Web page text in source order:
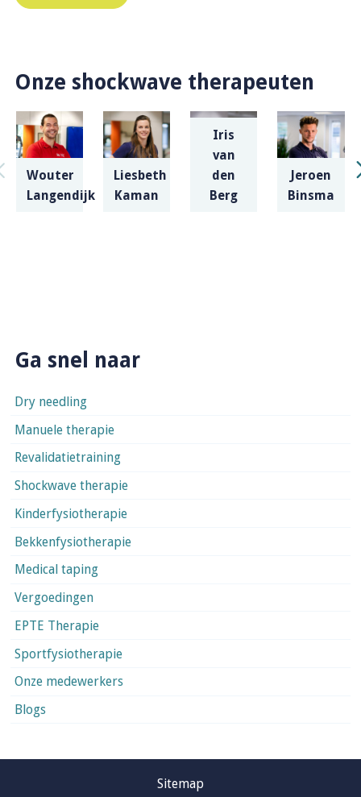
Onze shockwave therapeuten
Wouter
Langendijk
Liesbeth
Kaman
Iris
van
den
Berg
Jeroen
Binsma
Ga snel naar
Dry needling
Manuele therapie
Revalidatietraining
Shockwave therapie
Kinderfysiotherapie
Bekkenfysiotherapie
Medical taping
Vergoedingen
EPTE Therapie
Sportfysiotherapie
Onze medewerkers
Blogs
Sitemap